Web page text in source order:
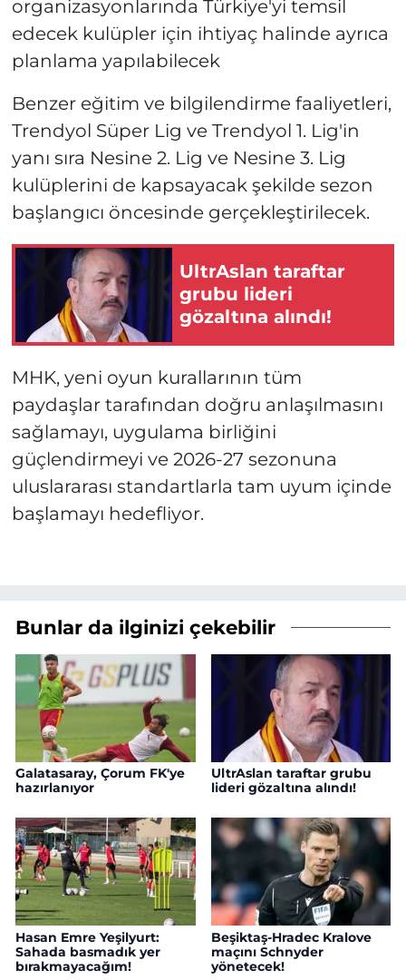
organizasyonlarında Türkiye'yi temsil
edecek kulüpler için ihtiyaç halinde ayrıca
planlama yapılabilecek
Benzer eğitim ve bilgilendirme faaliyetleri,
Trendyol Süper Lig ve Trendyol 1. Lig'in
yanı sıra Nesine 2. Lig ve Nesine 3. Lig
kulüplerini de kapsayacak şekilde sezon
başlangıcı öncesinde gerçekleştirilecek.
UltrAslan taraftar
grubu lideri
gözaltına alındı!
MHK, yeni oyun kurallarının tüm
paydaşlar tarafından doğru anlaşılmasını
sağlamayı, uygulama birliğini
güçlendirmeyi ve 2026-27 sezonuna
uluslararası standartlarla tam uyum içinde
başlamayı hedefliyor.
Bunlar da ilginizi çekebilir
Galatasaray, Çorum FK'ye
hazırlanıyor
UltrAslan taraftar grubu
lideri gözaltına alındı!
Hasan Emre Yeşilyurt:
Sahada basmadık yer
bırakmayacağım!
Beşiktaş-Hradec Kralove
maçını Schnyder
yönetecek!